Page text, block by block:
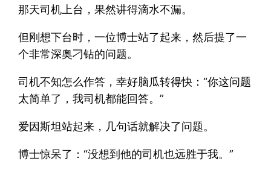
那天司机上台，果然讲得滴水不漏。
但刚想下台时，一位博士站了起来，然后提了一
个非常深奥刁钻的问题。
司机不知怎么作答，幸好脑瓜转得快：“你这问题
太简单了，我司机都能回答。”
爱因斯坦站起来，几句话就解决了问题。
博士惊呆了：“没想到他的司机也远胜于我。”